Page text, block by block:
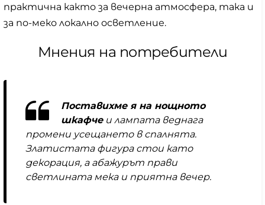
практична както за вечерна атмосфера, така и
за по-меко локално осветление.
Мнения на потребители
Поставихме я на нощното
шкафчеи лампата веднага
промени усещането в спалнята.
Златистата фигура стои като
декорация, а абажурът прави
светлината мека и приятна вечер.